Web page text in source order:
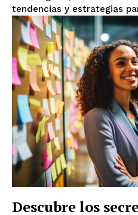
tendencias y estrategias
Descubre los